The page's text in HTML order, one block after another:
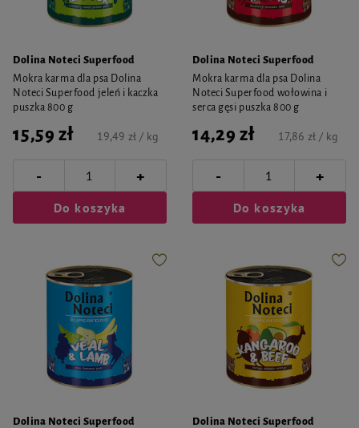
Dolina Noteci Superfood
Mokra karma dla psa Dolina
Noteci Superfood jeleń i kaczka
puszka 800 g
15,59 zł 19,49 zł / kg
- +
Do koszyka
Dolina Noteci Superfood
Mokra karma dla psa Dolina
Noteci Superfood wołowina i
serca gęsi puszka 800 g
14,29 zł 17,86 zł / kg
- +
Do koszyka
Dolina Noteci Superfood
Dolina Noteci Superfood